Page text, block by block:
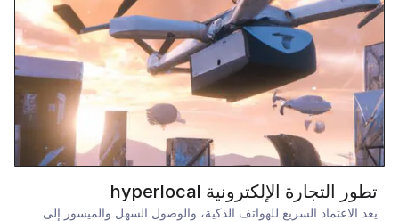
تطور التجارة الإلكترونية hyperlocal
يعد الاعتماد السريع للهواتف الذكية، والوصول السهل والميسور إلى